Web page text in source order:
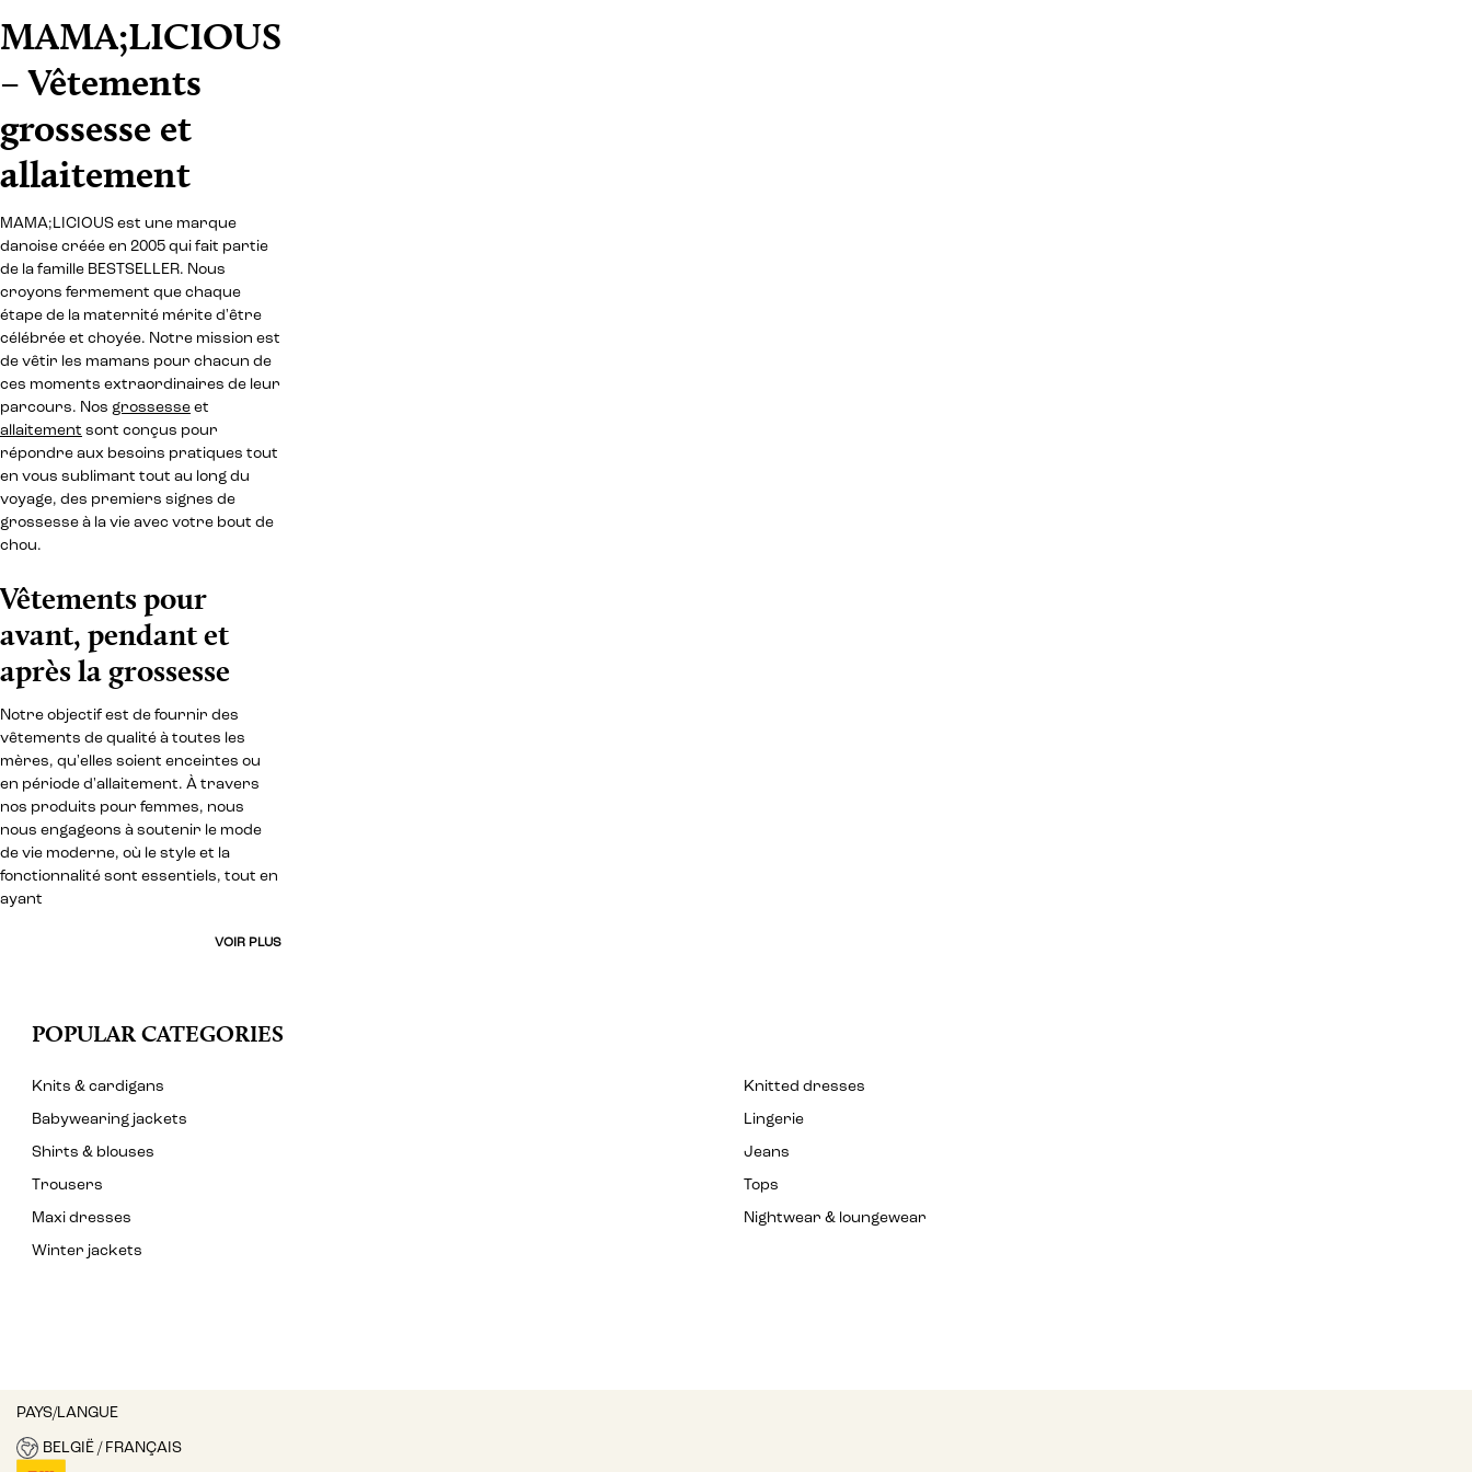
MAMA;LICIOUS
– Vêtements
grossesse et
allaitement
MAMA;LICIOUS est une marque
danoise créée en 2005 qui fait partie
de la famille BESTSELLER. Nous
croyons fermement que chaque
étape de la maternité mérite d'être
célébrée et choyée. Notre mission est
de vêtir les mamans pour chacun de
ces moments extraordinaires de leur
parcours. Nos grossesse et
allaitement sont conçus pour
répondre aux besoins pratiques tout
en vous sublimant tout au long du
voyage, des premiers signes de
grossesse à la vie avec votre bout de
chou.
Vêtements pour
avant, pendant et
après la grossesse
Notre objectif est de fournir des
vêtements de qualité à toutes les
mères, qu'elles soient enceintes ou
en période d'allaitement. À travers
nos produits pour femmes, nous
nous engageons à soutenir le mode
de vie moderne, où le style et la
fonctionnalité sont essentiels, tout en
ayant
VOIR PLUS
POPULAR CATEGORIES
Knits & cardigans
Knitted dresses
Babywearing jackets
Lingerie
Shirts & blouses
Jeans
Trousers
Tops
Maxi dresses
Nightwear & loungewear
Winter jackets
PAYS/LANGUE
BELGIË / FRANÇAIS